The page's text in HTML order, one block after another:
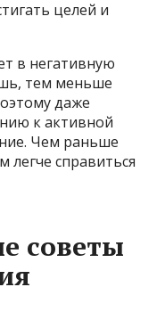
целей и
в негативную
тем меньше
даже
к активной
Чем раньше
легче справиться
советы